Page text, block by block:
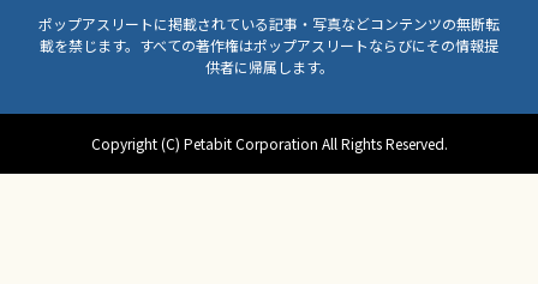
ポップアスリートに掲載されている記事・写真などコンテンツの無断転
載を禁じます。すべての著作権はポップアスリートならびにその情報提
供者に帰属します。
Copyright (C) Petabit Corporation All Rights Reserved.